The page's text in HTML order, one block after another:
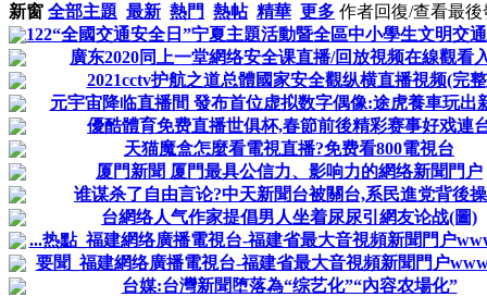
新窗 全部主題 最新 熱門 熱帖 精華 更多 作者回復/查看最後
122“全國交通安全日”宁夏主題活動暨全區中小學生文明交
廣东2020同上一堂網络安全课直播/回放視频在線觀看
2021cctv护航之道总體國家安全觀纵横直播視频(完
元宇宙降临直播間 發布首位虚拟数字偶像:途虎養車玩出
優酷體育免费直播世俱杯,春節前後精彩赛事好戏連
天猫魔盒怎麼看電視直播?免费看800電視台
厦門新聞 厦門最具公信力、影响力的網络新聞門户
谁谋杀了自由言论?中天新聞台被關台,系民進党背後
台網络人气作家提倡男人坐着尿尿引網友论战(圖)
...热點_福建網络廣播電視台-福建省最大音視頻新聞門户
要聞_福建網络廣播電視台-福建省最大音視頻新聞門户
台媒:台灣新聞堕落為“综艺化”“內容农場化”